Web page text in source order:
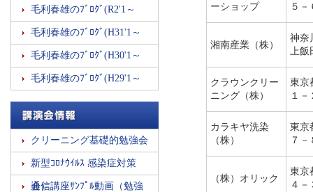
ーショップ
５－
湘南産業（株）
神奈
上
クラウンクリー
ニング（株）
東京
１
カラキヤ洗染
（株）
東京
７－
（株）オリック
東京
４－
毛利春雄のﾌﾞﾛｸﾞ(R2'1～
毛利春雄のﾌﾞﾛｸﾞ(H31'1～
毛利春雄のﾌﾞﾛｸﾞ(H30'1～
毛利春雄のﾌﾞﾛｸﾞ(H29'1～
その他勉強会・講演会情報
クリーニング基礎的勉強会
新型ｺﾛﾅｳｲﾙｽ 感染症対策
通信講座ｻﾝﾌﾟﾙ動画（勉強会）